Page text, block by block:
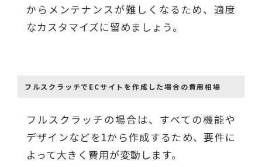
からメンテナンスが難しくなるため、適度
なカスタマイズに留めましょう。
フルスクラッチでECサイトを作成した場合の費用相場
フルスクラッチの場合は、すべての機能や
デザインなどを1から作成するため、要件に
よって大きく費用が変動します。